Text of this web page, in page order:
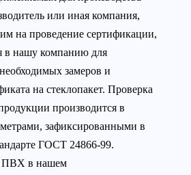
или иная компания,
на проведение сертификации,
в нашу компанию для
замеров и
на стеклопакет. Проверка
производится в
зафиксированными в
ГОСТ 24866-99.
ПВХ в нашем